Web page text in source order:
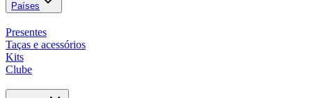
Países
Presentes
Taças e acessórios
Kits
Clube